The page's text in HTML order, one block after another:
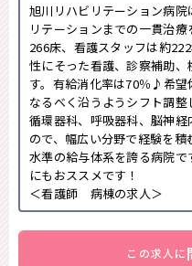
旭川リハビリテーション病
リテーションまでの一貫治
266床、看護スタッフは約
性にそった看護、診察補助
す。有給消化率は70％♪希望
なるべく沿うようシフト調
循環器科、呼吸器科、脳神
ので、幅広い分野で経験を
水準の給与体系を誇る病院
にもおススメです！
＜看護師 病棟の求人＞
この求人に